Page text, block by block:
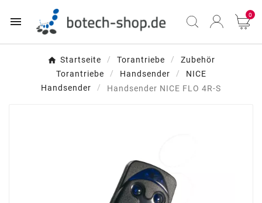
 0
Startseite Torantriebe
Zubehör
Torantriebe
Handsender
NICE
Handsender
Handsender NICE FLO 4R-S